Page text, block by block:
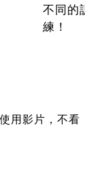
不同的
練！
用影片，不看